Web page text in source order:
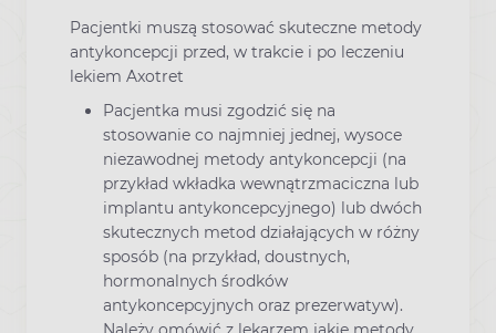
Pacjentki muszą stosować skuteczne metody
antykoncepcji przed, w trakcie i po leczeniu
lekiem Axotret
Pacjentka musi zgodzić się na
stosowanie co najmniej jednej, wysoce
niezawodnej metody antykoncepcji (na
przykład wkładka wewnątrzmaciczna lub
implantu antykoncepcyjnego) lub dwóch
skutecznych metod działających w różny
sposób (na przykład, doustnych,
hormonalnych środków
antykoncepcyjnych oraz prezerwatyw).